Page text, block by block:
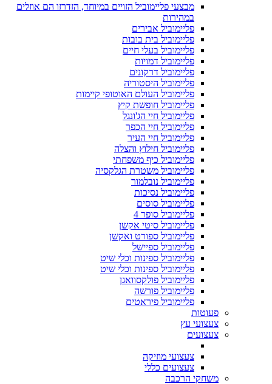
מבצעי פליימוביל הזויים במיוחד, הזדרזו הם אוזלים
במהירות
פליימוביל אבירים
פליימוביל בית בובות
פליימוביל בעלי חיים
פליימוביל דמויות
פליימוביל דרקונים
פליימוביל היסטוריה
פליימוביל העולם האוטופי קיימות
פליימוביל חופשת קיץ
פליימוביל חיי הג'ונגל
פליימוביל חיי הכפר
פליימוביל חיי העיר
פליימוביל חילוץ והצלה
פליימוביל כיף משפחתי
פליימוביל משטרת הגלקסיה
פליימוביל נובלמור
פליימוביל נסיכות
פליימוביל סוסים
פליימוביל סופר 4
פליימוביל סיטי אקשן
פליימוביל ספורט ואקשן
פליימוביל ספיישל
פליימוביל ספינות וכלי שיט
פליימוביל ספינות וכלי שיט
פליימוביל פולקסוואגן
פליימוביל פורשה
פליימוביל פיראטים
פעוטות
צעצועי עץ
צעצועים
צעצועי מוזיקה
צעצועים כללי
משחקי הרכבה